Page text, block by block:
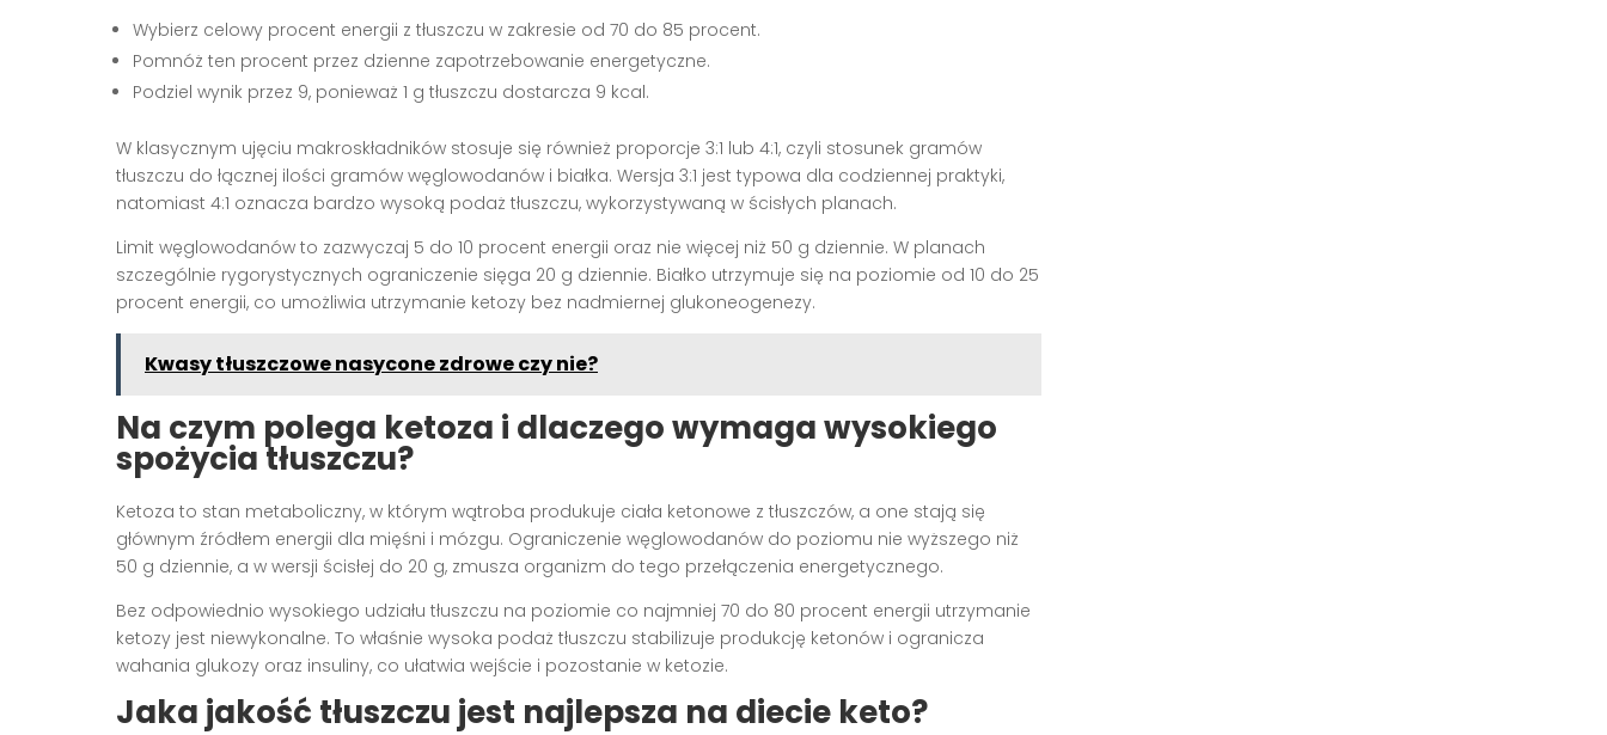
Wybierz celowy procent energii z tłuszczu w zakresie od 70 do 85 procent.
Pomnóż ten procent przez dzienne zapotrzebowanie energetyczne.
Podziel wynik przez 9, ponieważ 1 g tłuszczu dostarcza 9 kcal.
W klasycznym ujęciu makroskładników stosuje się również proporcje 3:1 lub 4:1, czyli stosunek gramów
tłuszczu do łącznej ilości gramów węglowodanów i białka. Wersja 3:1 jest typowa dla codziennej praktyki,
natomiast 4:1 oznacza bardzo wysoką podaż tłuszczu, wykorzystywaną w ścisłych planach.
Limit węglowodanów to zazwyczaj 5 do 10 procent energii oraz nie więcej niż 50 g dziennie. W planach
szczególnie rygorystycznych ograniczenie sięga 20 g dziennie. Białko utrzymuje się na poziomie od 10 do 25
procent energii, co umożliwia utrzymanie ketozy bez nadmiernej glukoneogenezy.
Kwasy tłuszczowe nasycone zdrowe czy nie?
Na czym polega ketoza i dlaczego wymaga wysokiego
spożycia tłuszczu?
Ketoza to stan metaboliczny, w którym wątroba produkuje ciała ketonowe z tłuszczów, a one stają się
głównym źródłem energii dla mięśni i mózgu. Ograniczenie węglowodanów do poziomu nie wyższego niż
50 g dziennie, a w wersji ścisłej do 20 g, zmusza organizm do tego przełączenia energetycznego.
Bez odpowiednio wysokiego udziału tłuszczu na poziomie co najmniej 70 do 80 procent energii utrzymanie
ketozy jest niewykonalne. To właśnie wysoka podaż tłuszczu stabilizuje produkcję ketonów i ogranicza
wahania glukozy oraz insuliny, co ułatwia wejście i pozostanie w ketozie.
Jaka jakość tłuszczu jest najlepsza na diecie keto?